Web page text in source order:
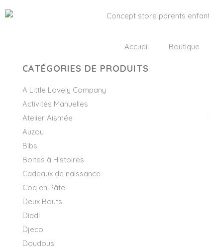
Accueil Boutique
CATÉGORIES DE PRODUITS
A Little Lovely Company
Activités Manuelles
Atelier Aismée
Auzou
Bibs
Boites à Histoires
Cadeaux de naissance
Coq en Pâte
Deux Bouts
Diddl
Djeco
Doudous